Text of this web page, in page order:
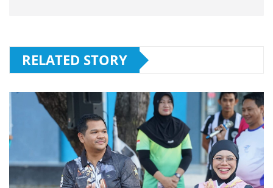
RELATED STORY